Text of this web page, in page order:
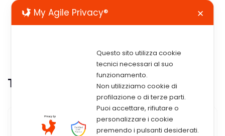
Tag:
15 Aprile 2020
My Agile Privacy® ✕
Questo sito utilizza cookie
tecnici necessari al suo
funzionamento.
Non utilizziamo cookie di
profilazione o di terze parti.
Puoi accettare, rifiutare o
personalizzare i cookie
premendo i pulsanti desiderati.